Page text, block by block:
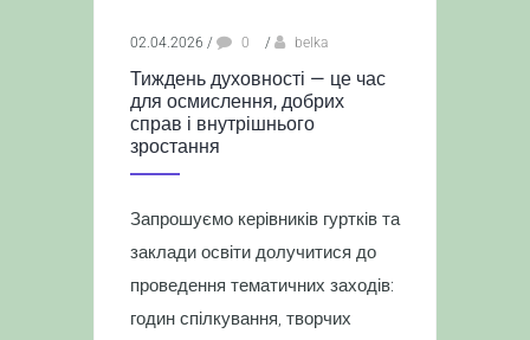
02.04.2026 / 0 / belka
Тиждень духовності — це час
для осмислення, добрих
справ і внутрішнього
зростання
Запрошуємо керівників гуртків та
заклади освіти долучитися до
проведення тематичних заходів:
годин спілкування, творчих